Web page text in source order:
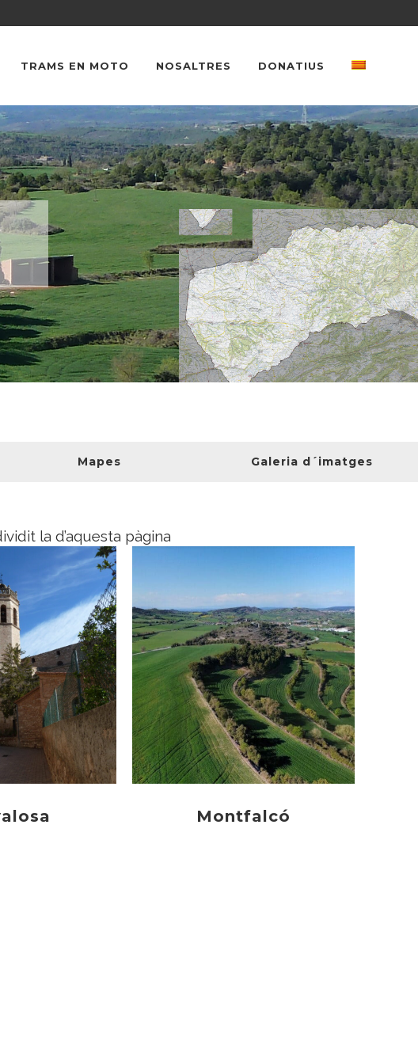
TRAMS EN MOTO NOSALTRES DONATIUS
Mapes Galeria d´imatges
la d’aquesta pàgina
Montfalcó